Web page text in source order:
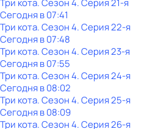
Три кота. Сезон 4. Серия 21-я
Сегодня в 07:41
Три кота. Сезон 4. Серия 22-я
Сегодня в 07:48
Три кота. Сезон 4. Серия 23-я
Сегодня в 07:55
Три кота. Сезон 4. Серия 24-я
Сегодня в 08:02
Три кота. Сезон 4. Серия 25-я
Сегодня в 08:09
Три кота. Сезон 4. Серия 26-я